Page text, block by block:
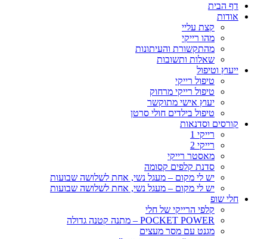
דף הבית
אודות
קצת עליי
מהו רייקי
מהתקשורת והעיתונות
שאלות ותשובות
ייעוץ וטיפול
טיפול רייקי
טיפול רייקי מרחוק
יעוץ אישי מתוקשר
טיפול בילדים חולי סרטן
קורסים וסדנאות
רייקי 1
רייקי 2
מאסטר רייקי
סדנת קלפים קסומה
יש לי מקום – מעגל נשי, אחת לשלושה שבועות
יש לי מקום – מעגל נשי, אחת לשלושה שבועות
חלי שופ
קלפי הרייקי של חלי
POCKET POWER – מתנה קטנה גדולה
מגנט עם מסר מעצים